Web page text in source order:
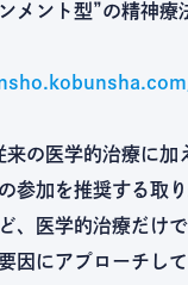
メント型”の精神療
の医学的治療に加
参加を推奨する取
、医学的治療だけ
因にアプローチし